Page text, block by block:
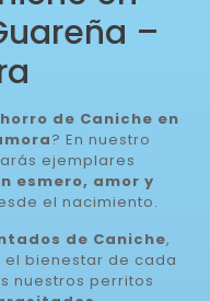
–
de Caniche en
? En nuestro
ejemplares
esmero, amor y
el nacimiento.
de Caniche,
bienestar de cada
nuestros perritos